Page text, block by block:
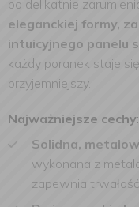
po delikatnie
eleganckiej formy,
intuicyjnego panelu
każdy poranek staje
przyjemniejszy.
Najważniejsze cechy:
Solidna,
wykonana z
zapewnia